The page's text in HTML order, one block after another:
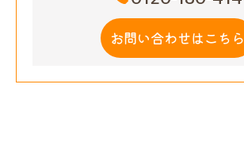
お問い合わせはこちら